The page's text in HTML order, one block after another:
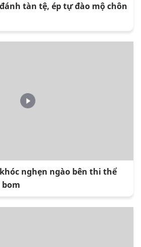
tàn tệ, ép tự đào mộ chôn
nghẹn ngào bên thi thể